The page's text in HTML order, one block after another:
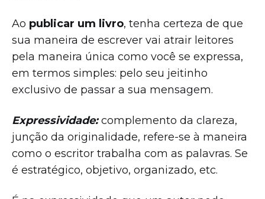
Ao publicar um livro, tenha certeza de que
sua maneira de escrever vai atrair leitores
pela maneira única como você se expressa,
em termos simples: pelo seu jeitinho
exclusivo de passar a sua mensagem.
Expressividade:complemento da clareza,
junção da originalidade, refere-se à maneira
como o escritor trabalha com as palavras. Se
é estratégico, objetivo, organizado, etc.